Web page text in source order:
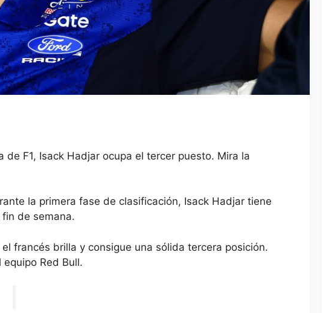
F1, Isack Hadjar ocupa el tercer puesto. Mira la
la primera fase de clasificación, Isack Hadjar tiene
de semana.
francés brilla y consigue una sólida tercera posición.
Red Bull.